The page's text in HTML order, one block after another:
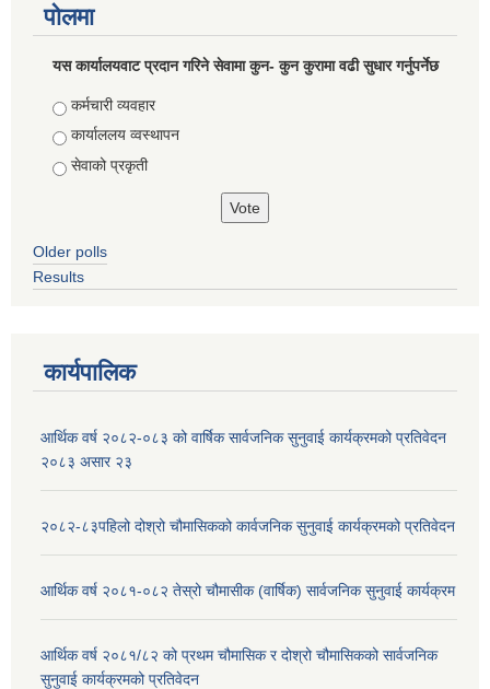
पोलमा
यस कार्यालयवाट प्रदान गरिने सेवामा कुन- कुन कुरामा वढी सुधार गर्नुपर्नेछ
Choices
कर्मचारी व्यवहार
कार्याललय व्वस्थापन
सेवाको प्रकृती
Older polls
Results
कार्यपालिक
आर्थिक वर्ष २०८२-०८३ को वार्षिक सार्वजनिक सुनुवाई कार्यक्रमको प्रतिवेदन
२०८३ असार २३
२०८२-८३पहिलो दोश्रो चौमासिकको कार्वजनिक सुनुवाई कार्यक्रमको प्रतिवेदन
आर्थिक वर्ष २०८१-०८२ तेस्रो चौमासीक (वार्षिक) सार्वजनिक सुनुवाई कार्यक्रम
आर्थिक वर्ष २०८१/८२ को प्रथम चौमासिक र दोश्रो चौमासिकको सार्वजनिक
सुनुवाई कार्यक्रमको प्रतिवेदन